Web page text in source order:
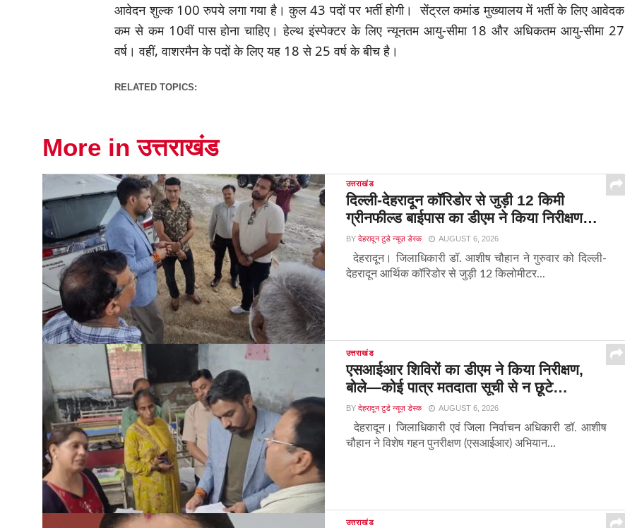
आवेदन शुल्क 100 रुपये लगा गया है। कुल 43 पदों पर भर्ती होगी। सेंट्रल कमांड मुख्यालय में भर्ती के लिए आवेदक
कम से कम 10वीं पास होना चाहिए। हेल्थ इंस्पेक्टर के लिए न्यूनतम आयु-सीमा 18 और अधिकतम आयु-सीमा 27
वर्ष। वहीं, वाशरमैन के पदों के लिए यह 18 से 25 वर्ष के बीच है।
RELATED TOPICS:
More in उत्तराखंड
उत्तराखंड
दिल्ली-देहरादून कॉरिडोर से जुड़ी 12 किमी
ग्रीनफील्ड बाईपास का डीएम ने किया निरीक्षण…
BY देहरादून टुडे न्यूज़ डेस्क AUGUST 6, 2026
देहरादून। जिलाधिकारी डॉ. आशीष चौहान ने गुरुवार को दिल्ली-
देहरादून आर्थिक कॉरिडोर से जुड़ी 12 किलोमीटर...
उत्तराखंड
एसआईआर शिविरों का डीएम ने किया निरीक्षण,
बोले—कोई पात्र मतदाता सूची से न छूटे…
BY देहरादून टुडे न्यूज़ डेस्क AUGUST 6, 2026
देहरादून। जिलाधिकारी एवं जिला निर्वाचन अधिकारी डॉ. आशीष
चौहान ने विशेष गहन पुनरीक्षण (एसआईआर) अभियान...
उत्तराखंड